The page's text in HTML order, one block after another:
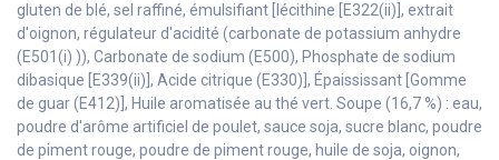
gluten de blé, sel raffiné, émulsifiant [lécithine [E322(ii)], extrait
d'oignon, régulateur d'acidité (carbonate de potassium anhydre
(E501(i) )), Carbonate de sodium (E500), Phosphate de sodium
dibasique [E339(ii)], Acide citrique (E330)], Épaississant [Gomme
de guar (E412)], Huile aromatisée au thé vert. Soupe (16,7 %) : eau,
poudre d'arôme artificiel de poulet, sauce soja, sucre blanc, poudre
de piment rouge, poudre de piment rouge, huile de soja, oignon,